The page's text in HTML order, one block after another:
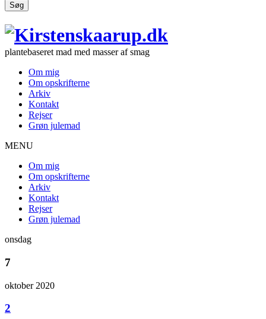
Søg
plantebaseret mad med masser af smag
Om mig
Om opskrifterne
Arkiv
Kontakt
Rejser
Grøn julemad
MENU
Om mig
Om opskrifterne
Arkiv
Kontakt
Rejser
Grøn julemad
onsdag
7
oktober 2020
2